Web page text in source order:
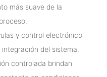
más suave de la
y control electrónico
del sistema.
controlada brindan